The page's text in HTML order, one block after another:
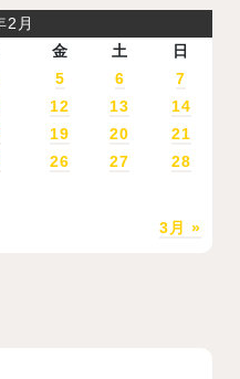
2月
金 土 日
3月 »
5 6
7
12 13
14
19 20
21
26 27
28